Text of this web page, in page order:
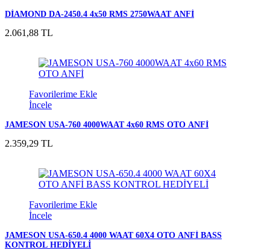
DİAMOND DA-2450.4 4x50 RMS 2750WAAT ANFİ
2.061,88 TL
Favorilerime Ekle
İncele
JAMESON USA-760 4000WAAT 4x60 RMS OTO ANFİ
2.359,29 TL
Favorilerime Ekle
İncele
JAMESON USA-650.4 4000 WAAT 60X4 OTO ANFİ BASS
KONTROL HEDİYELİ